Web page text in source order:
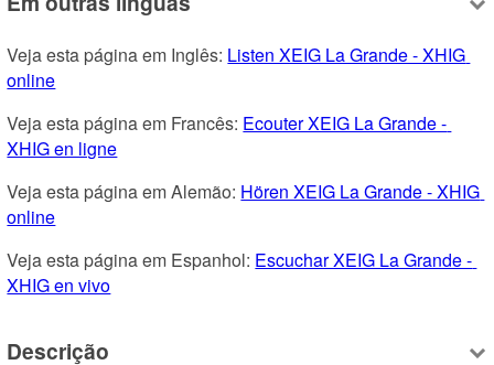
Veja esta página em Inglês: Listen XEIG La Grande - XHIG
online
Veja esta página em Francês: Ecouter XEIG La Grande -
XHIG en ligne
Veja esta página em Alemão: Hören XEIG La Grande - XHIG
online
Veja esta página em Espanhol: Escuchar XEIG La Grande -
XHIG en vivo
Descrição